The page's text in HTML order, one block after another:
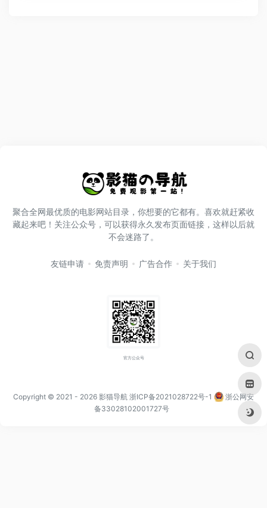
聚合全网最优质的电影网站目录，你想要的它都有。喜欢就赶紧收
藏起来吧！关注公众号，可以获得永久发布页面链接，这样以后就
不会迷路了。
友链申请 免责声明 广告合作 关于我们
官方公众号
Copyright © 2021 - 2026 影猫导航 浙ICP备2021028722号-1
浙公网安
备33028102001727号